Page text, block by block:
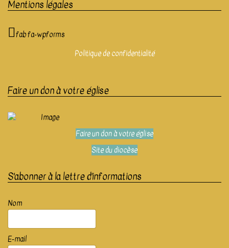
Mentions légales
fab fa-wpforms
Politique de confidentialité
Faire un don à votre église
Faire un don à votre église
Site du diocèse
S'abonner à la lettre d'informations
Nom
E-mail